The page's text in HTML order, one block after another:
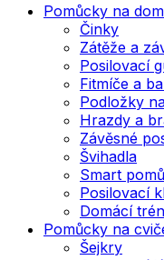
Pomůcky na
Činky
Zátěže a
Posilovací
Fitmíče a
Podložky
Hrazdy a
Závěsné
Švihadla
Smart
Posilovací
Domácí
Pomůcky na
Šejkry